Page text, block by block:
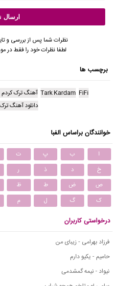
نظرات شما پس از بررسی و
لطفا نظرات خود را فقط در
برچسب ها
FiFi
Tark Kardam آهنگ ترک کردم
دانلود آهنگ
خوانندگان براساس الفبا
ا ب پ ت
خ
د ذ ر
ص
ض ط ظ
ک
گ ل م
درخواستی کاربران
فرزاد بهرامی - زیبای من
حامیم - یکیو دارم
نیواد - نیمه گمشدمی